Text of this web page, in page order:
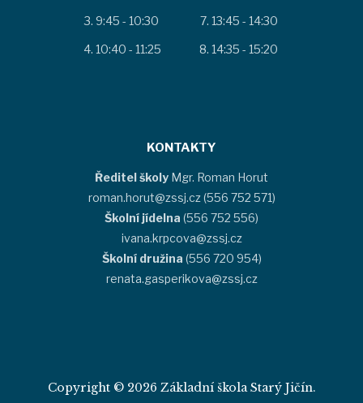
9:45 - 10:30
10:40 - 11:25
13:45 - 14:30
14:35 - 15:20
KONTAKTY
Ředitel školy Mgr. Roman Horut
roman.horut@zssj.cz (556 752 571)
Školní jídelna (556 752 556)
ivana.krpcova@zssj.cz
Školní družina (556 720 954)
renata.gasperikova@zssj.cz
Copyright © 2026 Základní škola Starý Jičín.